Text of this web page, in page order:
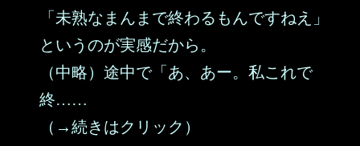
「未熟なまんまで終わるもんですねえ」
というのが実感だから。
（中略）途中で「あ、あー。私これで
終……
（→続きはクリック）